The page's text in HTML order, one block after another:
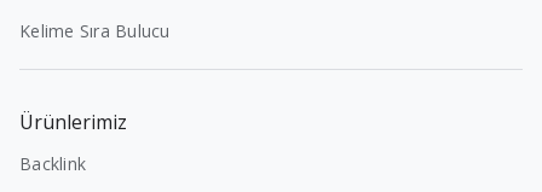
Kelime Sıra Bulucu
Ürünlerimiz
Backlink